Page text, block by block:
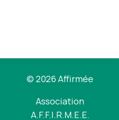
© 2026 Affirmée
Association
A.F.F.I.R.M.E.E.